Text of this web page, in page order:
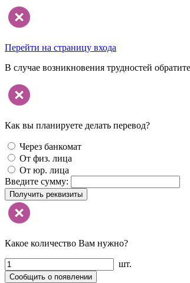
Перейти на страницу входа
В случае возникновения трудностей
Как вы планируете делать перевод?
Через банкомат
От физ. лица
От юр. лица
Введите сумму:
Получить реквизиты
Какое количество Вам нужно?
шт.
Сообщить о появлении